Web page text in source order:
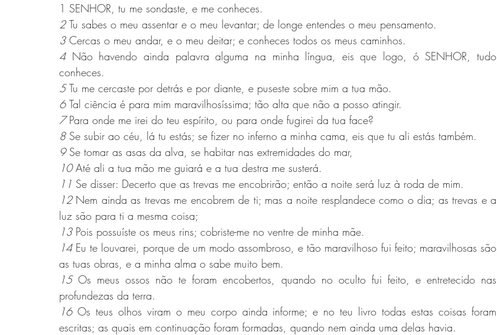
1 SENHOR, tu me sondaste, e me conheces.
2 Tu sabes o meu assentar e o meu levantar; de longe entendes o meu pensamento.
3 Cercas o meu andar, e o meu deitar; e conheces todos os meus caminhos.
4 Não havendo ainda palavra alguma na minha língua, eis que logo, ó SENHOR, tudo
conheces.
5 Tu me cercaste por detrás e por diante, e puseste sobre mim a tua mão.
6 Tal ciência é para mim maravilhosíssima; tão alta que não a posso atingir.
7 Para onde me irei do teu espírito, ou para onde fugirei da tua face?
8 Se subir ao céu, lá tu estás; se fizer no inferno a minha cama, eis que tu ali estás também.
9 Se tomar as asas da alva, se habitar nas extremidades do mar,
10 Até ali a tua mão me guiará e a tua destra me susterá.
11 Se disser: Decerto que as trevas me encobrirão; então a noite será luz à roda de mim.
12 Nem ainda as trevas me encobrem de ti; mas a noite resplandece como o dia; as trevas e a
luz são para ti a mesma coisa;
13 Pois possuíste os meus rins; cobriste-me no ventre de minha mãe.
14 Eu te louvarei, porque de um modo assombroso, e tão maravilhoso fui feito; maravilhosas são
as tuas obras, e a minha alma o sabe muito bem.
15 Os meus ossos não te foram encobertos, quando no oculto fui feito, e entretecido nas
profundezas da terra.
16 Os teus olhos viram o meu corpo ainda informe; e no teu livro todas estas coisas foram
escritas; as quais em continuação foram formadas, quando nem ainda uma delas havia.